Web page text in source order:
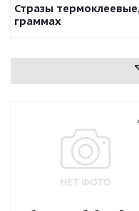
Стразы
граммах